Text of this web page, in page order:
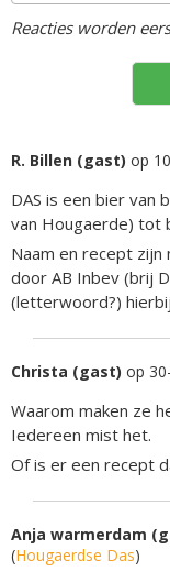
Reacties worden
R. Billen (gast) op
DAS is een bier
van Hougaerde) tot
Naam en recept zijn
door AB Inbev (brij
(letterwoord?)
Christa (gast) op
Waarom maken ze
Iedereen mist het.
Of is er een recept
Anja warmerdam
(Hougaerdse Das)